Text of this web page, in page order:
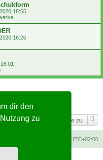
dir den
zu
18:55
16:26
Gehe zu
UTC+02:00
© phpBB Limited